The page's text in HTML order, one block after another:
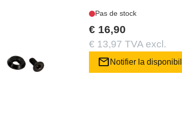
Pas de stock
€ 16,90
€ 13,97 TVA excl.
mail Notifier la